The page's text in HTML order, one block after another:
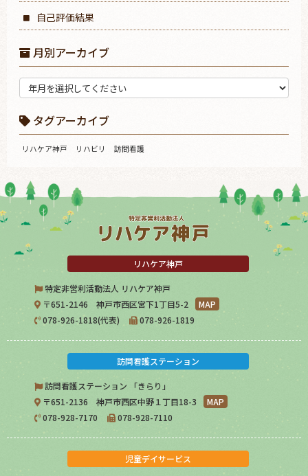
自己評価結果
月別アーカイブ
タグアーカイブ
リハケア神戸 リハビリ 訪問看護
リハケア神戸
特定非営利活動法人 リハケア神戸
〒651-2146 神戸市西区宮下1丁目5-2
MAP
078-926-1818(代表)
078-926-1819
訪問看護ステーション
訪問看護ステーション 「きらり」
〒651-2136 神戸市西区中野１丁目18-3
MAP
078-928-7170
078-928-7110
児童デイサービス